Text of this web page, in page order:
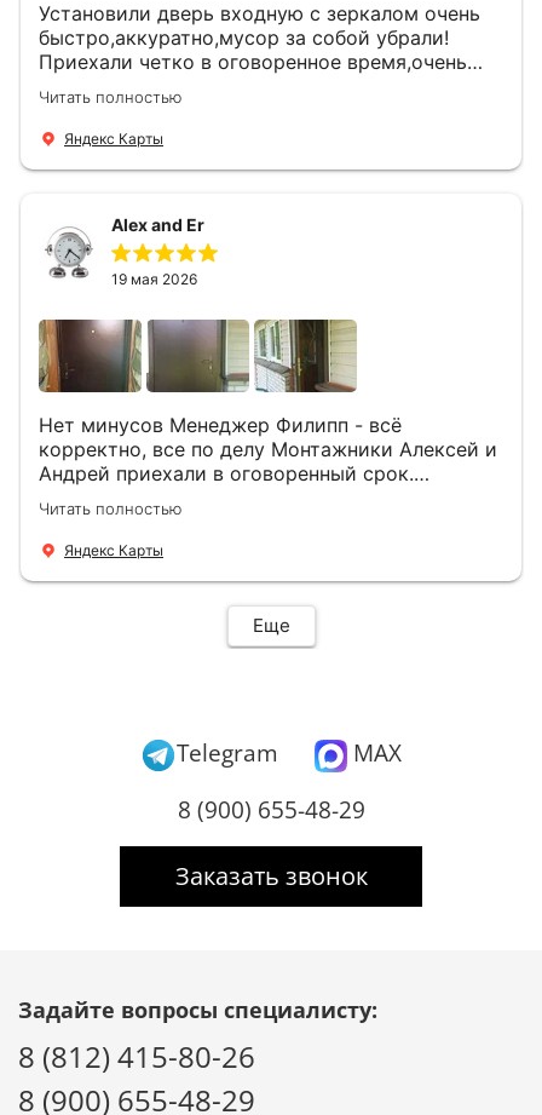
Установили дверь входную с зеркалом очень
быстро,аккуратно,мусор за собой убрали!
Приехали четко в оговоренное время,очень
вежливые,деликатные рабочие .Все
понравилось и дверь ,и работа и цена!
Читать полностью
Яндекс Карты
Alex and Er
19 мая 2026
Нет минусов Менеджер Филипп - всё
корректно, все по делу Монтажники Алексей и
Андрей приехали в оговоренный срок.
Демонтировали старую дверь и установили
новую буквально за час Быстро и качественно
+ нормальные цены Всем большое спасибо
Читать полностью
Яндекс Карты
Еще
Telegram
MAX
8 (900) 655-48-29
Заказать звонок
Задайте вопросы специалисту:
8 (812) 415-80-26
8 (900) 655-48-29